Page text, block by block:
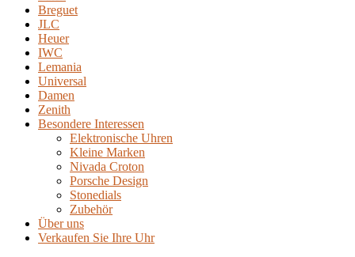
Breguet
JLC
Heuer
IWC
Lemania
Universal
Damen
Zenith
Besondere Interessen
Elektronische Uhren
Kleine Marken
Nivada Croton
Porsche Design
Stonedials
Zubehör
Über uns
Verkaufen Sie Ihre Uhr